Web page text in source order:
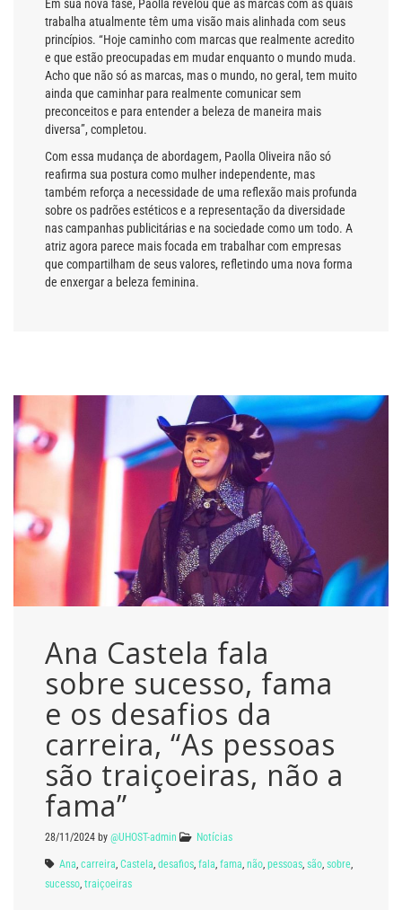
Em sua nova fase, Paolla revelou que as marcas com as quais
trabalha atualmente têm uma visão mais alinhada com seus
princípios. “Hoje caminho com marcas que realmente acredito
e que estão preocupadas em mudar enquanto o mundo muda.
Acho que não só as marcas, mas o mundo, no geral, tem muito
ainda que caminhar para realmente comunicar sem
preconceitos e para entender a beleza de maneira mais
diversa”, completou.
Com essa mudança de abordagem, Paolla Oliveira não só
reafirma sua postura como mulher independente, mas
também reforça a necessidade de uma reflexão mais profunda
sobre os padrões estéticos e a representação da diversidade
nas campanhas publicitárias e na sociedade como um todo. A
atriz agora parece mais focada em trabalhar com empresas
que compartilham de seus valores, refletindo uma nova forma
de enxergar a beleza feminina.
Ana Castela fala
sobre sucesso, fama
e os desafios da
carreira, “As pessoas
são traiçoeiras, não a
fama”
28/11/2024 by @UHOST-admin Notícias
Ana carreira Castela desafios fala fama não pessoas são sobre
sucesso traiçoeiras